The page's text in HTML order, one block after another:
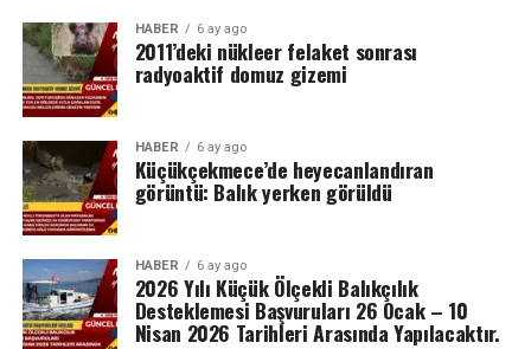
HABER 6 ay ago
2011’deki nükleer felaket sonrası
radyoaktif domuz gizemi
HABER 6 ay ago
Küçükçekmece’de heyecanlandıran
görüntü: Balık yerken görüldü
HABER 6 ay ago
2026 Yılı Küçük Ölçekli Balıkçılık
Desteklemesi Başvuruları 26 Ocak – 10
Nisan 2026 Tarihleri Arasında Yapılacaktır.